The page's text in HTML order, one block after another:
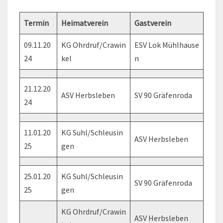
Termin Heimatverein Gastverein
09.11.20
24
KG Ohrdruf/Crawin
kel
ESV Lok Mühlhause
n
21.12.20
24
ASV Herbsleben SV 90 Gräfenroda
11.01.20
25
KG Suhl/Schleusin
gen
ASV Herbsleben
25.01.20
25
KG Suhl/Schleusin
gen
SV 90 Gräfenroda
KG Ohrdruf/Crawin
ASV Herbsleben